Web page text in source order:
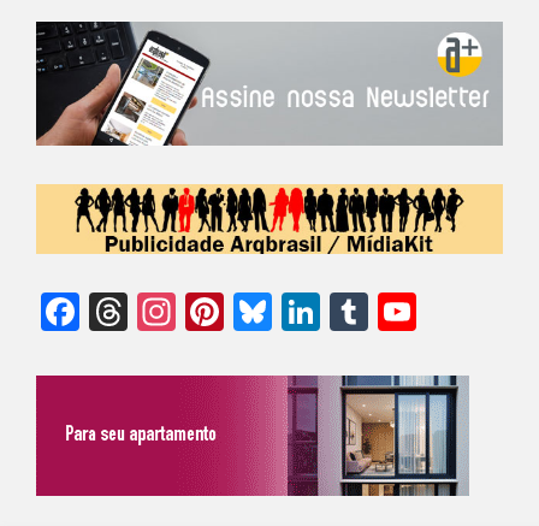
Facebook
Threads
Instagram
Pinterest
Bluesky
LinkedIn
Tumblr